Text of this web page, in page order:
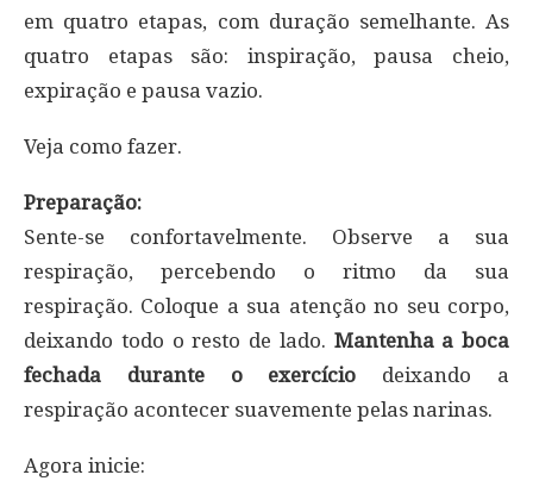
em quatro etapas, com duração semelhante. As
quatro etapas são: inspiração, pausa cheio,
expiração e pausa vazio.
Veja como fazer.
Preparação:
Sente-se confortavelmente. Observe a sua
respiração, percebendo o ritmo da sua
respiração. Coloque a sua atenção no seu corpo,
deixando todo o resto de lado. Mantenha a boca
fechada durante o exercício deixando a
respiração acontecer suavemente pelas narinas.
Agora inicie: